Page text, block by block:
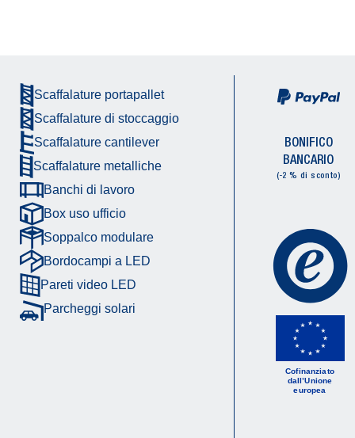
Scaffalature portapallet
Scaffalature di stoccaggio
Scaffalature cantilever
Scaffalature metalliche
Banchi di lavoro
Box uso ufficio
Soppalco modulare
Bordocampi a LED
Pareti video LED
Parcheggi solari
BONIFICO
BANCARIO
(-2 % di sconto)
Cofinanziato
dall’Unione
europea